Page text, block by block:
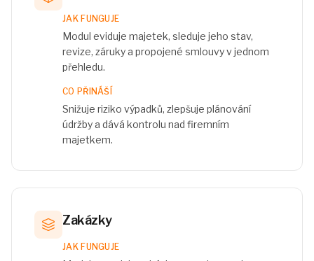
JAK FUNGUJE
Modul eviduje majetek, sleduje jeho stav,
revize, záruky a propojené smlouvy v jednom
přehledu.
CO PŘINÁŠÍ
Snižuje riziko výpadků, zlepšuje plánování
údržby a dává kontrolu nad firemním
majetkem.
Zakázky
JAK FUNGUJE